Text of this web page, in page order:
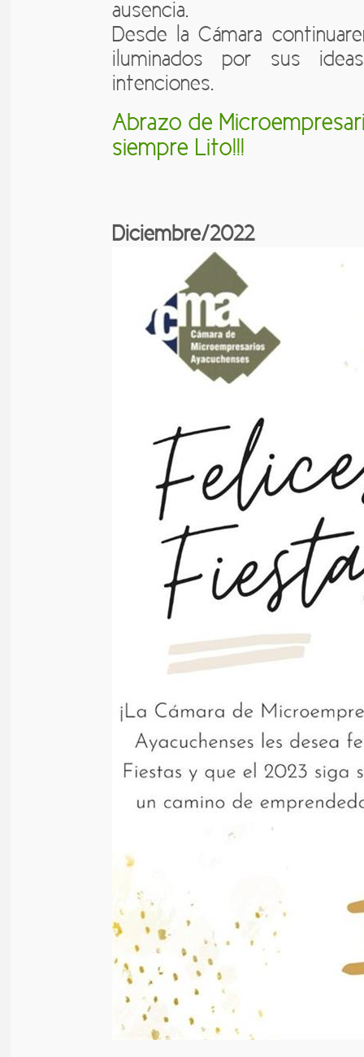
ausencia.
Desde la Cámara
iluminados por sus
intenciones.
Abrazo de
siempre Lito!!!
Diciembre/2022